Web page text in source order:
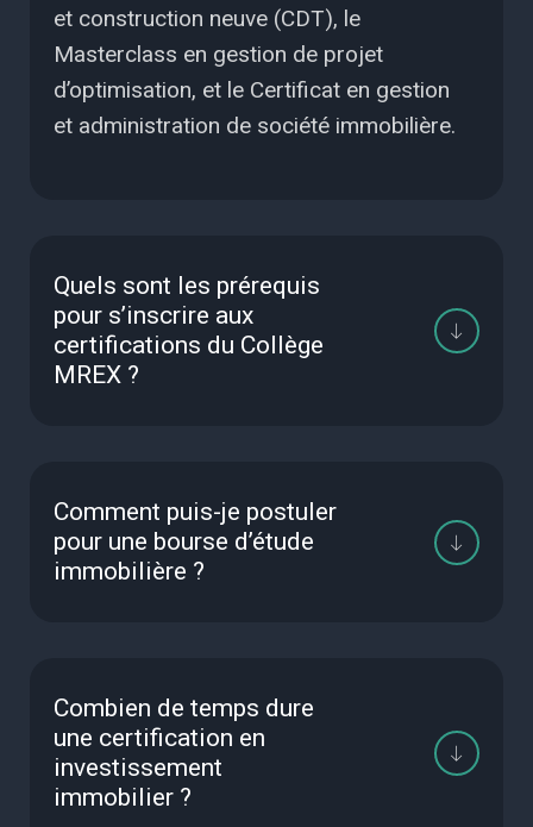
et construction neuve (CDT), le
Masterclass en gestion de projet
d’optimisation, et le Certificat en gestion
et administration de société immobilière.
Quels sont les prérequis
pour s’inscrire aux
certifications du Collège
MREX ?
Comment puis-je postuler
pour une bourse d’étude
immobilière ?
Combien de temps dure
une certification en
investissement
immobilier ?